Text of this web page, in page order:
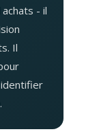
achats - il
Il